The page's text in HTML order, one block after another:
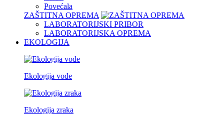
Povećala
ZAŠTITNA OPREMA
LABORATORIJSKI PRIBOR
LABORATORIJSKA OPREMA
EKOLOGIJA
Ekologija vode
Ekologija zraka